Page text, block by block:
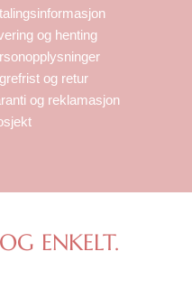
og henting
og retur
og reklamasjon
ENKELT.